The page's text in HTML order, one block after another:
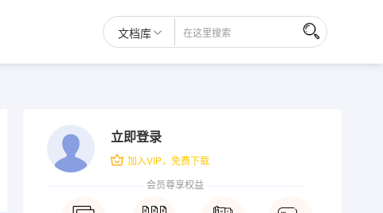
文档库
立即登录
加入VIP，免费下载
会员尊享权益